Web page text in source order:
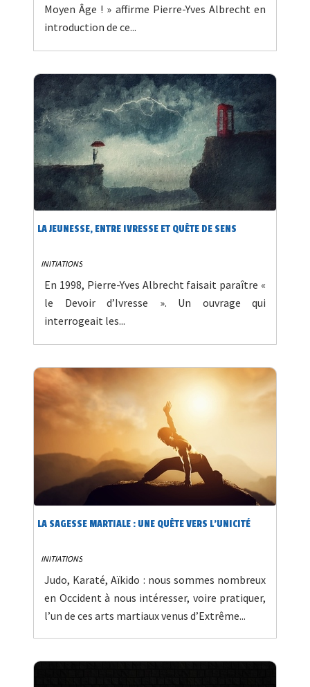
Moyen Âge ! » affirme Pierre-Yves Albrecht en
introduction de ce...
LA JEUNESSE, ENTRE IVRESSE ET QUÊTE DE SENS
INITIATIONS
En 1998, Pierre-Yves Albrecht faisait paraître «
le Devoir d’Ivresse ». Un ouvrage qui
interrogeait les...
LA SAGESSE MARTIALE : UNE QUÊTE VERS L’UNICITÉ
INITIATIONS
Judo, Karaté, Aïkido : nous sommes nombreux
en Occident à nous intéresser, voire pratiquer,
l’un de ces arts martiaux venus d’Extrême...